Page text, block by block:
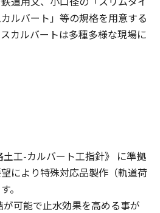
ルバート」等の規格を用意する
カルバートは多種多様な現場に
工-カルバート工指針》 に準拠
により特殊対応品製作（軌道荷
。
が可能で止水効果を高める事が